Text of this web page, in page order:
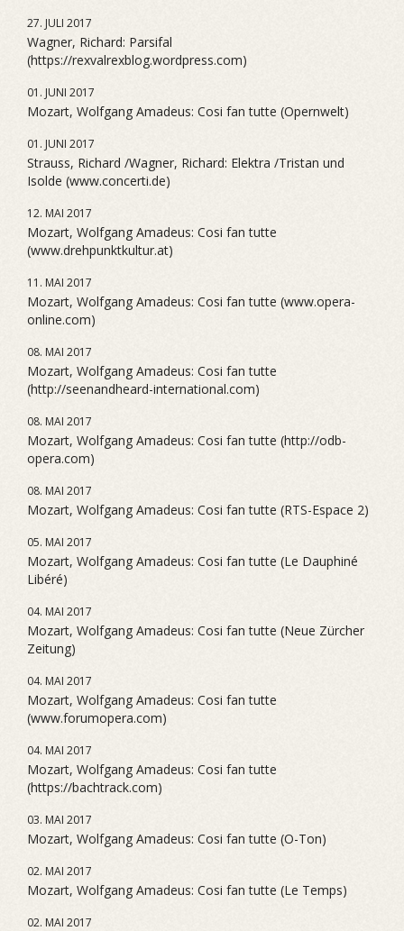
27. JULI 2017
Wagner, Richard: Parsifal
(https://rexvalrexblog.wordpress.com)
01. JUNI 2017
Mozart, Wolfgang Amadeus: Cosi fan tutte (Opernwelt)
01. JUNI 2017
Strauss, Richard /Wagner, Richard: Elektra /Tristan und
Isolde (www.concerti.de)
12. MAI 2017
Mozart, Wolfgang Amadeus: Cosi fan tutte
(www.drehpunktkultur.at)
11. MAI 2017
Mozart, Wolfgang Amadeus: Cosi fan tutte (www.opera-
online.com)
08. MAI 2017
Mozart, Wolfgang Amadeus: Cosi fan tutte
(http://seenandheard-international.com)
08. MAI 2017
Mozart, Wolfgang Amadeus: Cosi fan tutte (http://odb-
opera.com)
08. MAI 2017
Mozart, Wolfgang Amadeus: Cosi fan tutte (RTS-Espace 2)
05. MAI 2017
Mozart, Wolfgang Amadeus: Cosi fan tutte (Le Dauphiné
Libéré)
04. MAI 2017
Mozart, Wolfgang Amadeus: Cosi fan tutte (Neue Zürcher
Zeitung)
04. MAI 2017
Mozart, Wolfgang Amadeus: Cosi fan tutte
(www.forumopera.com)
04. MAI 2017
Mozart, Wolfgang Amadeus: Cosi fan tutte
(https://bachtrack.com)
03. MAI 2017
Mozart, Wolfgang Amadeus: Cosi fan tutte (O-Ton)
02. MAI 2017
Mozart, Wolfgang Amadeus: Cosi fan tutte (Le Temps)
02. MAI 2017